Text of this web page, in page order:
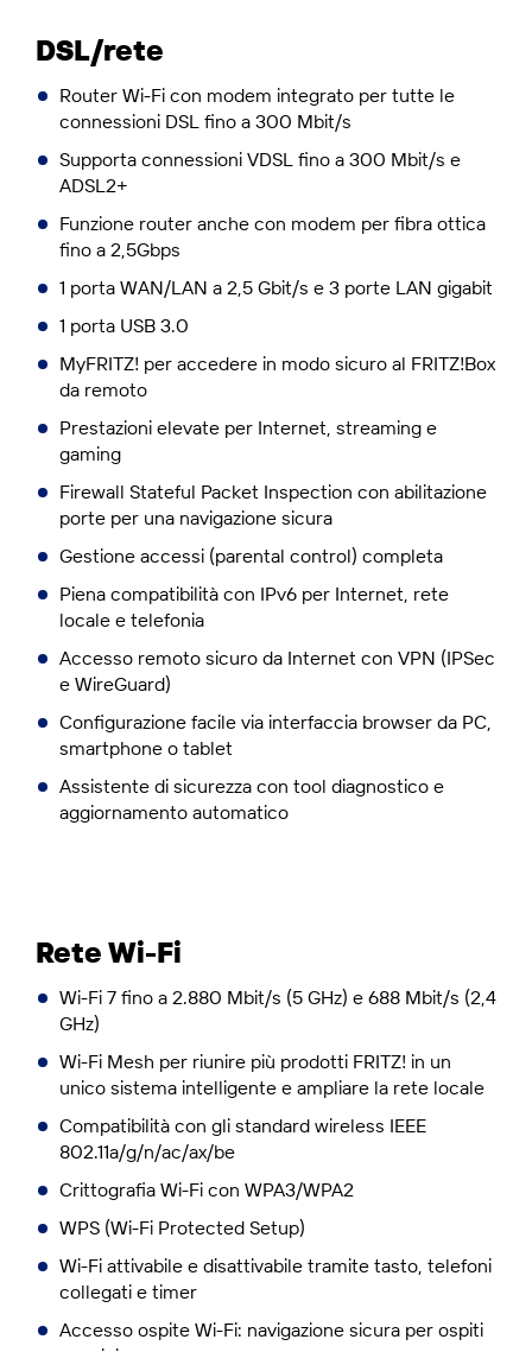
DSL/rete
Router Wi-Fi con modem integrato per tutte le
connessioni DSL fino a 300 Mbit/s
Supporta connessioni VDSL fino a 300 Mbit/s e
ADSL2+
Funzione router anche con modem per fibra ottica
fino a 2,5Gbps
1 porta WAN/LAN a 2,5 Gbit/s e 3 porte LAN gigabit
1 porta USB 3.0
MyFRITZ! per accedere in modo sicuro al FRITZ!Box
da remoto
Prestazioni elevate per Internet, streaming e
gaming
Firewall Stateful Packet Inspection con abilitazione
porte per una navigazione sicura
Gestione accessi (parental control) completa
Piena compatibilità con IPv6 per Internet, rete
locale e telefonia
Accesso remoto sicuro da Internet con VPN (IPSec
e WireGuard)
Configurazione facile via interfaccia browser da PC,
smartphone o tablet
Assistente di sicurezza con tool diagnostico e
aggiornamento automatico
Rete Wi-Fi
Wi-Fi 7 fino a 2.880 Mbit/s (5 GHz) e 688 Mbit/s (2,4
GHz)
Wi-Fi Mesh per riunire più prodotti FRITZ! in un
unico sistema intelligente e ampliare la rete locale
Compatibilità con gli standard wireless IEEE
802.11a/g/n/ac/ax/be
Crittografia Wi-Fi con WPA3/WPA2
WPS (Wi-Fi Protected Setup)
Wi-Fi attivabile e disattivabile tramite tasto, telefoni
collegati e timer
Accesso ospite Wi-Fi: navigazione sicura per ospiti